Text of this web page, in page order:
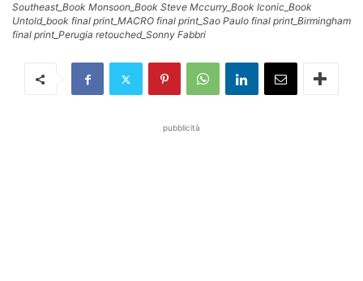
Southeast_Book Monsoon_Book Steve Mccurry_Book Iconic_Book
Untold_book final print_MACRO final print_Sao Paulo final print_Birmingham
final print_Perugia retouched_Sonny Fabbri
pubblicità